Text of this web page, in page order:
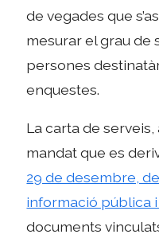
de vegades que
mesurar el grau de
persones
enquestes.
La carta de
mandat que es
29 de desembre,
informació pública
documents